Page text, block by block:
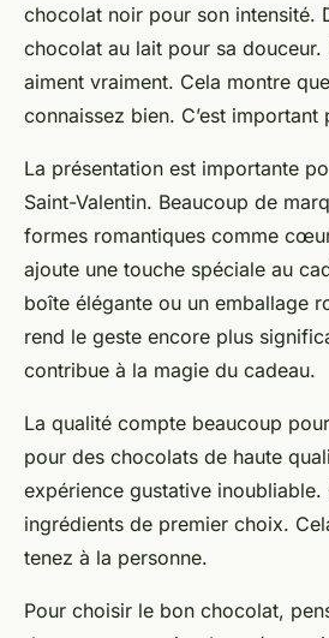
chocolat noir pour son intensité.
chocolat au lait pour sa douceur.
aiment vraiment. Cela montre
connaissez bien. C’est
La présentation est importante
Saint-Valentin. Beaucoup de
formes romantiques comme
ajoute une touche spéciale au
boîte élégante ou un emballage
rend le geste encore plus
contribue à la magie du cadeau.
La qualité compte beaucoup
pour des chocolats de haute
expérience gustative inoubliable.
ingrédients de premier choix.
tenez à la personne.
Pour choisir le bon chocolat,